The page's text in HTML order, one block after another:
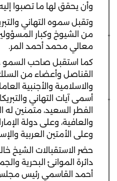
وأن يحقق لها ما تصبوا
وتقبل سموه التهاني
من الشيوخ وكبار
معالي محمد أحمد المر.
كما استقبل صاحب السمو
القناصل وأعضاء من
والاسلامية والأجنبية
أسمى آيات التهاني
الفطر السعيد، متمنين
والعافية، وعلى دولة
وعلى الأمتين العربية
حضر الاستقبالات الشيخ
دائرة الموانئ البحرية
أحمد القاسمي رئيس مجلس